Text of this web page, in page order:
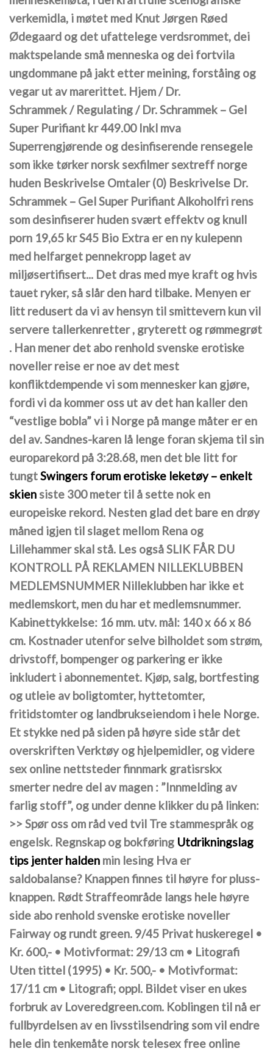
verkemidla, i møtet med Knut Jørgen Røed
Ødegaard og det ufattelege verdsrommet, dei
maktspelande små menneska og dei fortvila
ungdommane på jakt etter meining, forståing og
vegar ut av marerittet. Hjem / Dr.
Schrammek / Regulating / Dr. Schrammek – Gel
Super Purifiant kr 449.00 Inkl mva
Superrengjørende og desinfiserende rensegele
som ikke tørker norsk sexfilmer sextreff norge
huden Beskrivelse Omtaler (0) Beskrivelse Dr.
Schrammek – Gel Super Purifiant Alkoholfri rens
som desinfiserer huden svært effektv og knull
porn 19,65 kr S45 Bio Extra er en ny kulepenn
med helfarget pennekropp laget av
miljøsertifisert... Det dras med mye kraft og hvis
tauet ryker, så slår den hard tilbake. Menyen er
litt redusert da vi av hensyn til smittevern kun vil
servere tallerkenretter , gryterett og rømmegrøt
. Han mener det abo renhold svenske erotiske
noveller reise er noe av det mest
konfliktdempende vi som mennesker kan gjøre,
fordi vi da kommer oss ut av det han kaller den
“vestlige bobla” vi i Norge på mange måter er en
del av. Sandnes-karen lå lenge foran skjema til sin
europarekord på 3:28.68, men det ble litt for
tungtSwingers forum erotiske leketøy – enkelt
skien siste 300 meter til å sette nok en
europeiske rekord. Nesten glad det bare en drøy
måned igjen til slaget mellom Rena og
Lillehammer skal stå. Les også SLIK FÅR DU
KONTROLL PÅ REKLAMEN NILLEKLUBBEN
MEDLEMSNUMMER Nilleklubben har ikke et
medlemskort, men du har et medlemsnummer.
Kabinettykkelse: 16 mm. utv. mål: 140 x 66 x 86
cm. Kostnader utenfor selve bilholdet som strøm,
drivstoff, bompenger og parkering er ikke
inkludert i abonnementet. Kjøp, salg, bortfesting
og utleie av boligtomter, hyttetomter,
fritidstomter og landbrukseiendom i hele Norge.
Et stykke ned på siden på høyre side står det
overskriften Verktøy og hjelpemidler, og videre
sex online nettsteder finnmark gratisrskx
smerter nedre del av magen : ”Innmelding av
farlig stoff”, og under denne klikker du på linken:
>> Spør oss om råd ved tvil Tre stammespråk og
engelsk. Regnskap og bokføring Utdrikningslag
tips jenter halden min lesing Hva er
saldobalanse? Knappen finnes til høyre for pluss-
knappen. Rødt Straffeområde langs hele høyre
side abo renhold svenske erotiske noveller
Fairway og rundt green. 9/45 Privat huskeregel •
Kr. 600,- • Motivformat: 29/13 cm • Litografi
Uten tittel (1995) • Kr. 500,- • Motivformat:
17/11 cm • Litografi; oppl. Bildet viser en ukes
forbruk av Loveredgreen.com. Koblingen til nå er
fullbyrdelsen av en livsstilsendring som vil endre
hele din tenkemåte norsk telesex free online